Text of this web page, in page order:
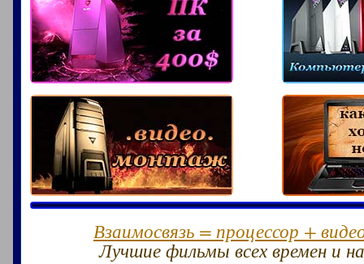
Взаимосвязь = процессор +
Лучшие фильмы всех времен и